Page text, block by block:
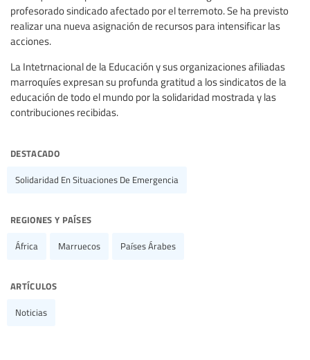
profesorado sindicado afectado por el terremoto. Se ha previsto
realizar una nueva asignación de recursos para intensificar las
acciones.
La Intetrnacional de la Educación y sus organizaciones afiliadas
marroquíes expresan su profunda gratitud a los sindicatos de la
educación de todo el mundo por la solidaridad mostrada y las
contribuciones recibidas.
destacado
Solidaridad En Situaciones De Emergencia
regiones y países
África Marruecos Países Árabes
artículos
Noticias